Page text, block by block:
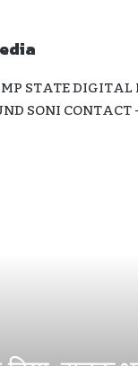
STATE DIGITAL
SONI